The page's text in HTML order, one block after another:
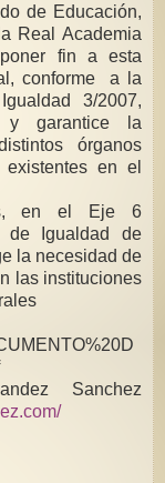
de Educación,
Real Academia
fin a esta
conforme a la
3/2007,
garantice la
órganos
en el
en el Eje 6
de Igualdad de
la necesidad de
las instituciones
Sanchez